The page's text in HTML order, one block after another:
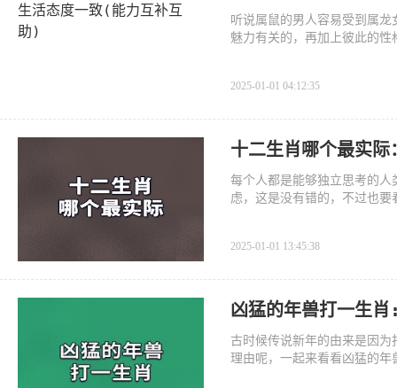
听说属鼠的男人容易受到属
魅力有关的，再加上彼此的
2025-01-01 04:12:35
十二生肖哪个最实
每个人都是能够独立思考的
虑，这是没有错的，不过也
2025-01-01 13:45:38
凶猛的年兽打一生
古时候传说新年的由来是因
理由呢，一起来看看凶猛的年